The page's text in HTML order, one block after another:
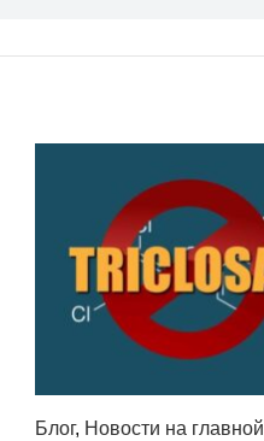
Блог, Новости на главной